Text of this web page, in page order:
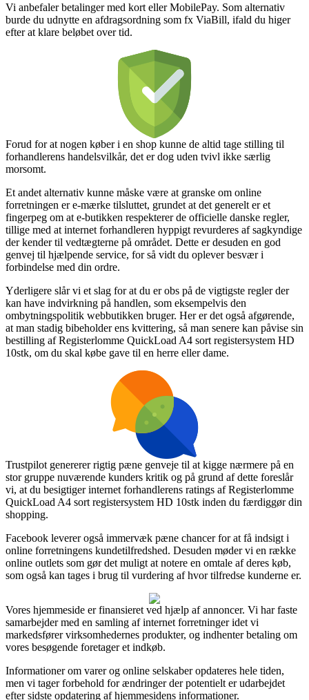
Vi anbefaler betalinger med kort eller MobilePay. Som alternativ
burde du udnytte en afdragsordning som fx ViaBill, ifald du higer
efter at klare beløbet over tid.
Forud for at nogen køber i en shop kunne de altid tage stilling til
forhandlerens handelsvilkår, det er dog uden tvivl ikke særlig
morsomt.
Et andet alternativ kunne måske være at granske om online
forretningen er e-mærke tilsluttet, grundet at det generelt er et
fingerpeg om at e-butikken respekterer de officielle danske regler,
tillige med at internet forhandleren hyppigt revurderes af sagkyndige
der kender til vedtægterne på området. Dette er desuden en god
genvej til hjælpende service, for så vidt du oplever besvær i
forbindelse med din ordre.
Yderligere slår vi et slag for at du er obs på de vigtigste regler der
kan have indvirkning på handlen, som eksempelvis den
ombytningspolitik webbutikken bruger. Her er det også afgørende,
at man stadig bibeholder ens kvittering, så man senere kan påvise sin
bestilling af Registerlomme QuickLoad A4 sort registersystem HD
10stk, om du skal købe gave til en herre eller dame.
Trustpilot genererer rigtig pæne genveje til at kigge nærmere på en
stor gruppe nuværende kunders kritik og på grund af dette foreslår
vi, at du besigtiger internet forhandlerens ratings af Registerlomme
QuickLoad A4 sort registersystem HD 10stk inden du færdiggør din
shopping.
Facebook leverer også immervæk pæne chancer for at få indsigt i
online forretningens kundetilfredshed. Desuden møder vi en række
online outlets som gør det muligt at notere en omtale af deres køb,
som også kan tages i brug til vurdering af hvor tilfredse kunderne er.
Vores hjemmeside er finansieret ved hjælp af annoncer. Vi har faste
samarbejder med en samling af internet forretninger idet vi
markedsfører virksomhedernes produkter, og indhenter betaling om
vores besøgende foretager et indkøb.
Informationer om varer og online selskaber opdateres hele tiden,
men vi tager forbehold for ændringer der potentielt er udarbejdet
efter sidste opdatering af hjemmesidens informationer.